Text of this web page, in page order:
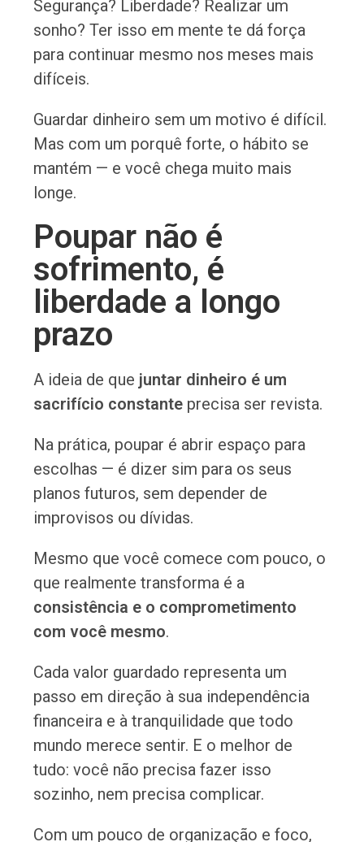
Segurança? Liberdade? Realizar um
sonho? Ter isso em mente te dá força
para continuar mesmo nos meses mais
difíceis.
Guardar dinheiro sem um motivo é difícil.
Mas com um porquê forte, o hábito se
mantém — e você chega muito mais
longe.
Poupar não é
sofrimento, é
liberdade a longo
prazo
A ideia de que juntar dinheiro é um
sacrifício constante precisa ser revista.
Na prática, poupar é abrir espaço para
escolhas — é dizer sim para os seus
planos futuros, sem depender de
improvisos ou dívidas.
Mesmo que você comece com pouco, o
que realmente transforma é a
consistência e o comprometimento
com você mesmo.
Cada valor guardado representa um
passo em direção à sua independência
financeira e à tranquilidade que todo
mundo merece sentir. E o melhor de
tudo: você não precisa fazer isso
sozinho, nem precisa complicar.
Com um pouco de organização e foco,